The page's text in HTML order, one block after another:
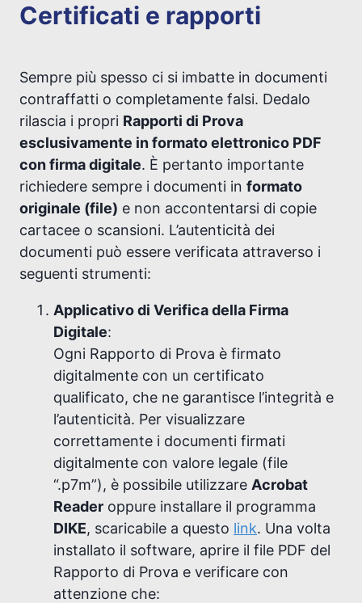
Certificati e rapporti
Sempre più spesso ci si imbatte in documenti
contraffatti o completamente falsi. Dedalo
rilascia i propri Rapporti di Prova
esclusivamente in formato elettronico PDF
con firma digitale. È pertanto importante
richiedere sempre i documenti in formato
originale (file) e non accontentarsi di copie
cartacee o scansioni. L’autenticità dei
documenti può essere verificata attraverso i
seguenti strumenti:
Applicativo di Verifica della Firma
Digitale:
Ogni Rapporto di Prova è firmato
digitalmente con un certificato
qualificato, che ne garantisce l’integrità e
l’autenticità. Per visualizzare
correttamente i documenti firmati
digitalmente con valore legale (file
“.p7m”), è possibile utilizzare Acrobat
Reader oppure installare il programma
DIKE, scaricabile a questo link. Una volta
installato il software, aprire il file PDF del
Rapporto di Prova e verificare con
attenzione che: